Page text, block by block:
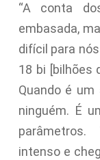
“A conta
embasada,
difícil para
18 bi [bilhões
Quando é
ninguém. É
intenso e